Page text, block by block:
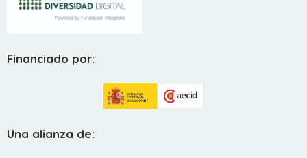
Financiado por:
Una alianza de: